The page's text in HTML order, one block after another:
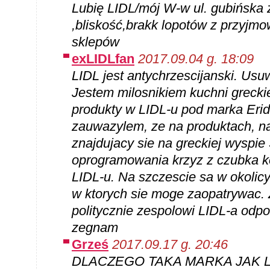
Lubię LIDL/mój W-w ul. gubińska
,bliskość,brakk lopotów z
sklepów
exLIDLfan 2017.09.04 g. 18:09
LIDL jest antychrzescijanski.
Jestem milosnikiem kuchni
produkty w LIDL-u pod marka
zauwazylem, ze na produktach,
znajdujacy sie na greckiej
oprogramowania krzyz z czubka
LIDL-u. Na szczescie sa w
w ktorych sie moge
politycznie zespolowi LIDL-a
zegnam
Grześ 2017.09.17 g. 20:46
DLACZEGO TAKA MARKA JAK